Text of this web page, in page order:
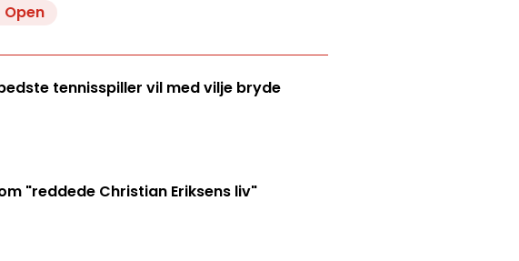
Open
tennisspiller vil med vilje bryde
"reddede Christian Eriksens liv"